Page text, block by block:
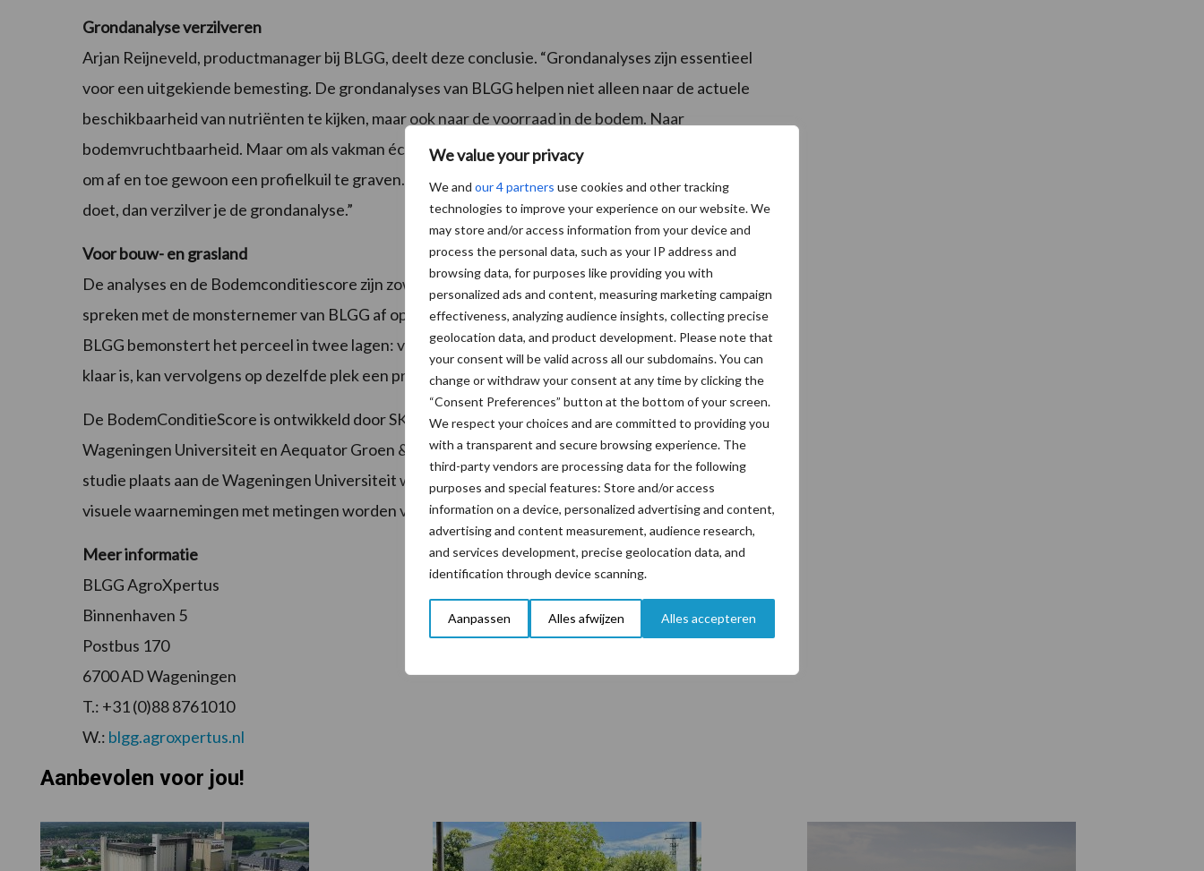
We value your privacy
We and our 4 partners use cookies and other tracking
technologies to improve your experience on our website. We
may store and/or access information from your device and
process the personal data, such as your IP address and
browsing data, for purposes like providing you with
personalized ads and content, measuring marketing campaign
effectiveness, analyzing audience insights, collecting precise
geolocation data, and product development. Please note that
your consent will be valid across all our subdomains. You can
change or withdraw your consent at any time by clicking the
“Consent Preferences” button at the bottom of your screen.
We respect your choices and are committed to providing you
with a transparent and secure browsing experience. The
third-party vendors are processing data for the following
purposes and special features: Store and/or access
information on a device, personalized advertising and content,
advertising and content measurement, audience research,
and services development, precise geolocation data, and
identification through device scanning.
Aanpassen Alles afwijzen Alles accepteren
Grondanalyse verzilveren
Arjan Reijneveld, productmanager bij BLGG, deelt deze conclusie. “Grondanalyses zijn essentieel
voor een uitgekiende bemesting. De grondanalyses van BLGG helpen niet alleen naar de actuele
beschikbaarheid van nutriënten te kijken, maar ook naar de voorraad in de bodem. Naar
bodemvruchtbaarheid. Maar om als vakman écht je bodem te leren kennen is het ook heel belangrijk
om af en toe gewoon een profielkuil te graven. Zien en voelen hoe de bodem in elkaar zit. Als je dat
doet, dan verzilver je de grondanalyse.”
Voor bouw- en grasland
De analyses en de Bodemconditiescore zijn zowel geschikt voor gras- als bouwland. Deelnemers
spreken met de monsternemer van BLGG af op welke plek de monsters genomen moeten worden.
BLGG bemonstert het perceel in twee lagen: van 0-30 cm en van 30-60 cm. Als het analyseverslag
klaar is, kan vervolgens op dezelfde plek een profielkuil gegraven worden.
De BodemConditieScore is ontwikkeld door SKB, Boerenverstand, het Louis Bolk Instituut,
Wageningen Universiteit en Aequator Groen & Ruimte bv. Op dit moment vindt er nog een PhD-
studie plaats aan de Wageningen Universiteit waarin voor een wetenschappelijke onderbouwing
visuele waarnemingen met metingen worden vergeleken.
Meer informatie
BLGG AgroXpertus
Binnenhaven 5
Postbus 170
6700 AD Wageningen
T.: +31 (0)88 8761010
W.: blgg.agroxpertus.nl
Aanbevolen voor jou!